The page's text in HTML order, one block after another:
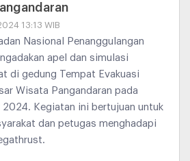
13:13 WIB
Nasional Penanggulangan
apel dan simulasi
di gedung Tempat Evakuasi
Wisata Pangandaran pada
2024. Kegiatan ini bertujuan untuk
dan petugas menghadapi